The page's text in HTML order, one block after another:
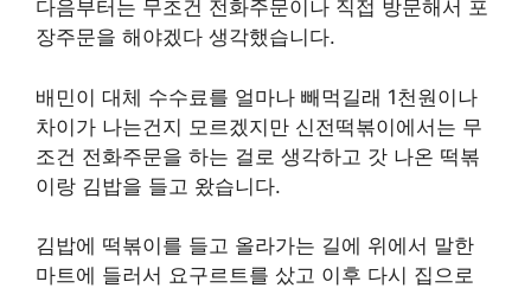
다음부터는 무조건 전화주문이나 직접 방문해서 포
장주문을 해야겠다 생각했습니다.
배민이 대체 수수료를 얼마나 빼먹길래 1천원이나
차이가 나는건지 모르겠지만 신전떡볶이에서는 무
조건 전화주문을 하는 걸로 생각하고 갓 나온 떡볶
이랑 김밥을 들고 왔습니다.
김밥에 떡볶이를 들고 올라가는 길에 위에서 말한
마트에 들러서 요구르트를 샀고 이후 다시 집으로